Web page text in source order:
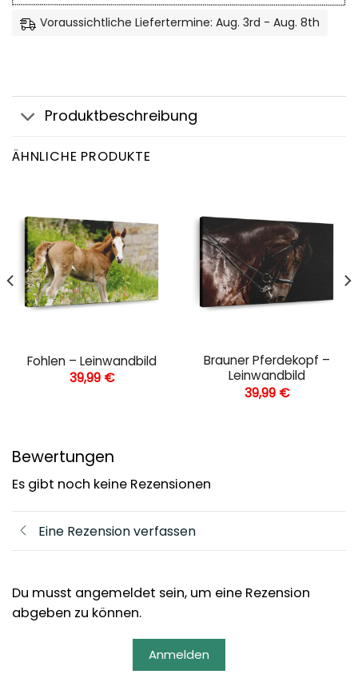
Voraussichtliche Liefertermine: Aug. 3rd - Aug. 8th
Produktbeschreibung
ÄHNLICHE PRODUKTE
Fohlen – Leinwandbild
39,99 €
Brauner Pferdekopf –
Leinwandbild
39,99 €
Bewertungen
Es gibt noch keine Rezensionen
Eine Rezension verfassen
Du musst angemeldet sein, um eine Rezension
abgeben zu können.
Anmelden